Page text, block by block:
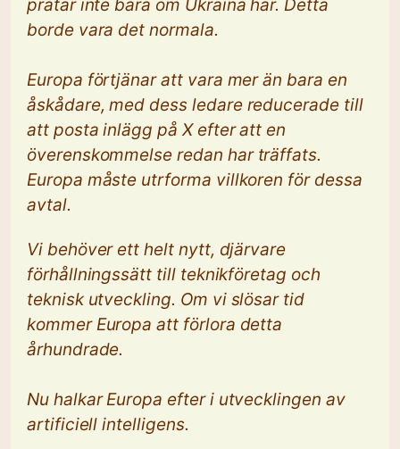
pratar inte bara om Ukraina här. Detta
borde vara det normala.
Europa förtjänar att vara mer än bara en
åskådare, med dess ledare reducerade till
att posta inlägg på X efter att en
överenskommelse redan har träffats.
Europa måste utrforma villkoren för dessa
avtal.
Vi behöver ett helt nytt, djärvare
förhållningssätt till teknikföretag och
teknisk utveckling. Om vi slösar tid
kommer Europa att förlora detta
århundrade.
Nu halkar Europa efter i utvecklingen av
artificiell intelligens.